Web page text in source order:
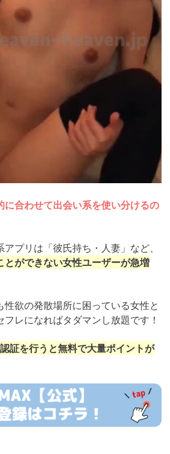
に合わせて出会い系を使い分けるの
プリは「彼氏持ち・人妻」など、
とができない女性ユーザーが急増
欲の発散場所に困っている女性と
レになればタダマンし放題です！
証を行うと無料で大量ポイントが